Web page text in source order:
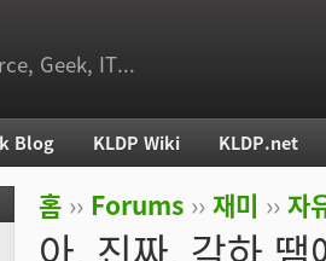
Geek, IT...
현재 위치
홈 ›› Forums ›› 재미 ›› 자
Blog KLDP Wiki KLDP.net